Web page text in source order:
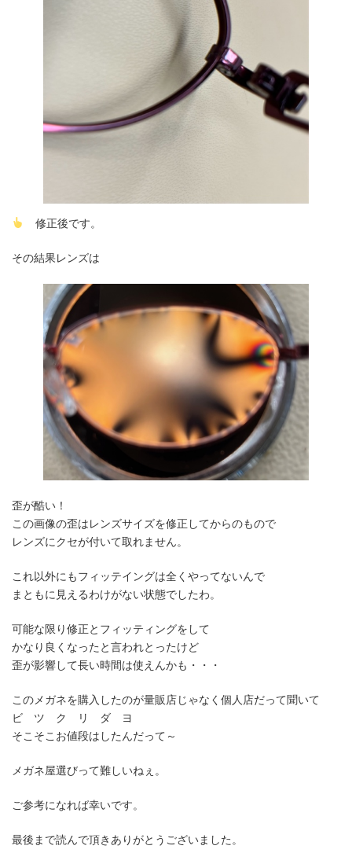
修正後です。
その結果レンズは
歪が酷い！
この画像の歪はレンズサイズを修正してからのもので
レンズにクセが付いて取れません。
これ以外にもフィッテイングは全くやってないんで
まともに見えるわけがない状態でしたわ。
可能な限り修正とフィッティングをして
かなり良くなったと言われとったけど
歪が影響して長い時間は使えんかも・・・
このメガネを購入したのが量販店じゃなく個人店だって聞いて
ビ ツ ク リ ダ ヨ
そこそこお値段はしたんだって～
メガネ屋選びって難しいねぇ。
ご参考になれば幸いです。
最後まで読んで頂きありがとうございました。